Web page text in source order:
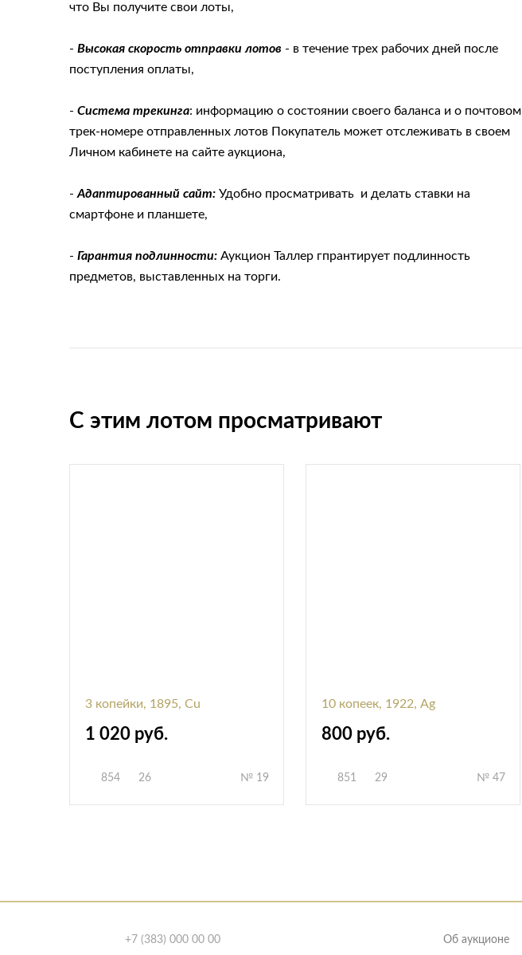
что Вы получите свои лоты,
- Высокая скорость отправки лотов - в течение трех рабочих дней после
поступления оплаты,
- Система трекинга: информацию о состоянии своего баланса и о почтовом
трек-номере отправленных лотов Покупатель может отслеживать в своем
Личном кабинете на сайте аукциона,
- Адаптированный сайт: Удобно просматривать и делать ставки на
смартфоне и планшете,
- Гарантия подлинности: Аукцион Таллер гпрантирует подлинность
предметов, выставленных на торги.
С этим лотом просматривают
3 копейки, 1895, Cu
1 020 руб.
854 26 № 19
10 копеек, 1922, Ag
800 руб.
851 29 № 47
+7 (383) 000 00 00 Об аукционе